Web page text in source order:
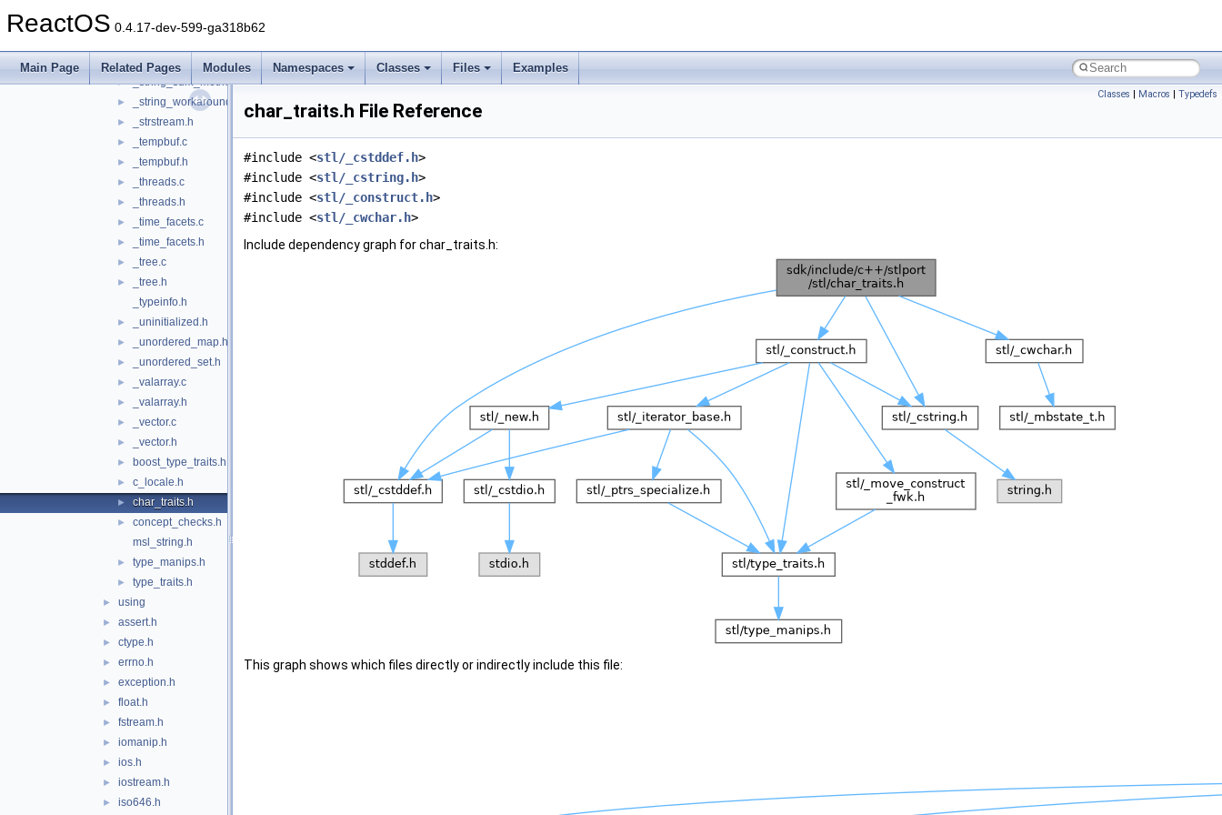
ReactOS 0.4.17-dev-599-ga318b62
Main Page Related Pages Modules Namespaces Classes Files Examples
► _string_npos.h
► _string_sum.h
► _string_sum_methods.h
► _string_workaround.h
► _strstream.h
► _tempbuf.c
► _tempbuf.h
► _threads.c
► _threads.h
► _time_facets.c
► _time_facets.h
► _tree.c
►
_tree.h
_typeinfo.h
► _uninitialized.h
► _unordered_map.h
► _unordered_set.h
► _valarray.c
► _valarray.h
► _vector.c
► _vector.h
► boost_type_traits.h
► c_locale.h
► char_traits.h
►
concept_checks.h
msl_string.h
► type_manips.h
► type_traits.h
► using
► assert.h
► ctype.h
► errno.h
► exception.h
► float.h
► fstream.h
► iomanip.h
► ios.h
► iostream.h
► iso646.h
Classes | Macros | Typedefs
char_traits.h File Reference
#include <stl/_cstddef.h>
#include <stl/_cstring.h>
#include <stl/_construct.h>
#include <stl/_cwchar.h>
Include dependency graph for char_traits.h:
This graph shows which files directly or indirectly include this file: